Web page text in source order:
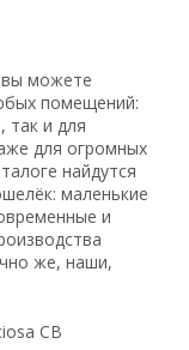
вы можете
помещений:
так и для
для огромных
найдутся
маленькие
и
же, наши,